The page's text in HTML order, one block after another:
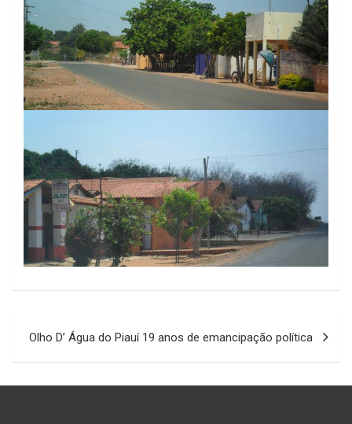
Navegação
Olho D’ Água do Piauí 19 anos de emancipação política